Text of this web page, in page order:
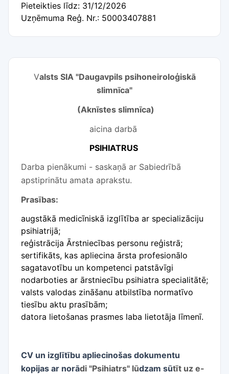
Valsts SIA "Daugavpils psihoneiroloģiskā
slimnīca"
(Aknīstes slimnīca)
aicina darbā
PSIHIATRUS
Darba pienākumi - saskaņā ar Sabiedrībā
apstiprinātu amata aprakstu.
Prasības:
augstākā medicīniskā izglītība ar specializāciju
psihiatrijā;
reģistrācija Ārstniecības personu reģistrā;
sertifikāts, kas apliecina ārsta profesionālo
sagatavotību un kompetenci patstāvīgi
nodarboties ar ārstniecību psihiatra specialitātē;
valsts valodas zināšanu atbilstība normatīvo
tiesību aktu prasībām;
datora lietošanas prasmes laba lietotāja līmenī.
CV un izglītību apliecinošas dokumentu
kopijas ar norādi "Psihiatrs" lūdzam sūtīt uz e-
Pieteikties līdz: 31/12/2026
Uzņēmuma Reģ. Nr.: 50003407881